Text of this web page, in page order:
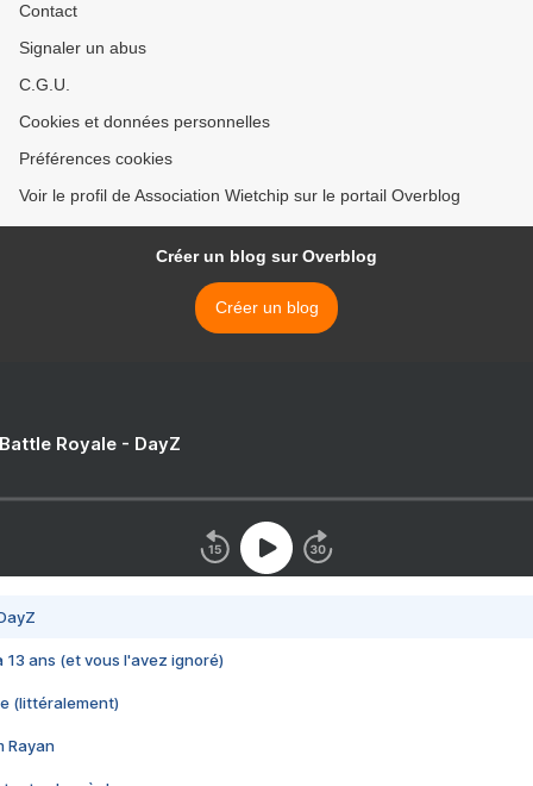
Contact
Signaler un abus
C.G.U.
Cookies et données personnelles
Préférences cookies
Voir le profil de Association Wietchip sur le portail Overblog
Créer un blog sur Overblog
Créer un blog
Royale - DayZ
13 ans (et vous l'avez ignoré)
(littéralement)
Rayan